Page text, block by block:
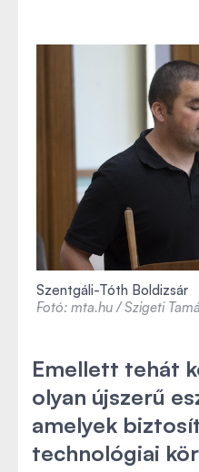
Szentgáli-Tóth Boldizsár
Fotó: mta.hu / Szigeti
Emellett tehát
olyan újszerű
amelyek
technológiai